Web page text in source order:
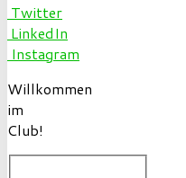
Twitter
LinkedIn
Instagram
Willkommen
im
Club!